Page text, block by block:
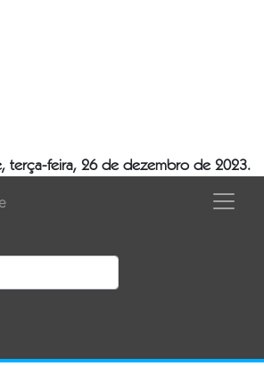
terça-feira, 26 de dezembro de 2023.